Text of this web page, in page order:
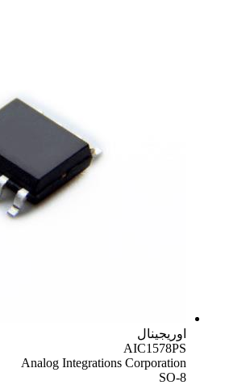
اوریجینال
AIC1578PS
Analog Integrations Corporation
SO-8